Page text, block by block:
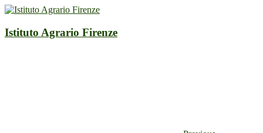
Istituto Agrario Firenze